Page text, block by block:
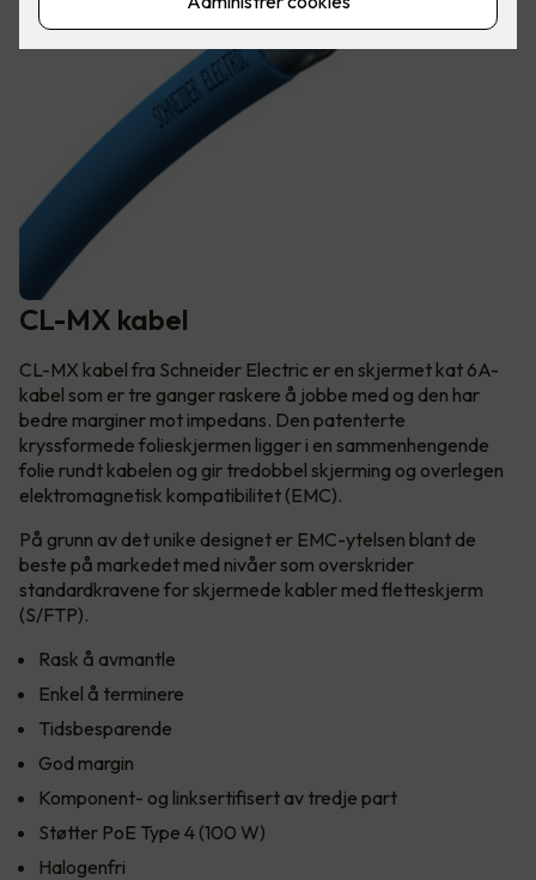
CL-MX kabel
CL-MX kabel fra Schneider Electric er en skjermet kat 6A-
kabel som er tre ganger raskere å jobbe med og den har
bedre marginer mot impedans. Den patenterte
kryssformede folieskjermen ligger i en sammenhengende
folie rundt kabelen og gir tredobbel skjerming og overlegen
elektromagnetisk kompatibilitet (EMC).
På grunn av det unike designet er EMC-ytelsen blant de
beste på markedet med nivåer som overskrider
standardkravene for skjermede kabler med fletteskjerm
(S/FTP).
Rask å avmantle
Enkel å terminere
Tidsbesparende
God margin
Komponent- og linksertifisert av tredje part
Støtter PoE Type 4 (100 W)
Halogenfri